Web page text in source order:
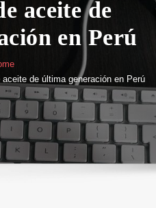
aceite de
en Perú
de última generación en Perú